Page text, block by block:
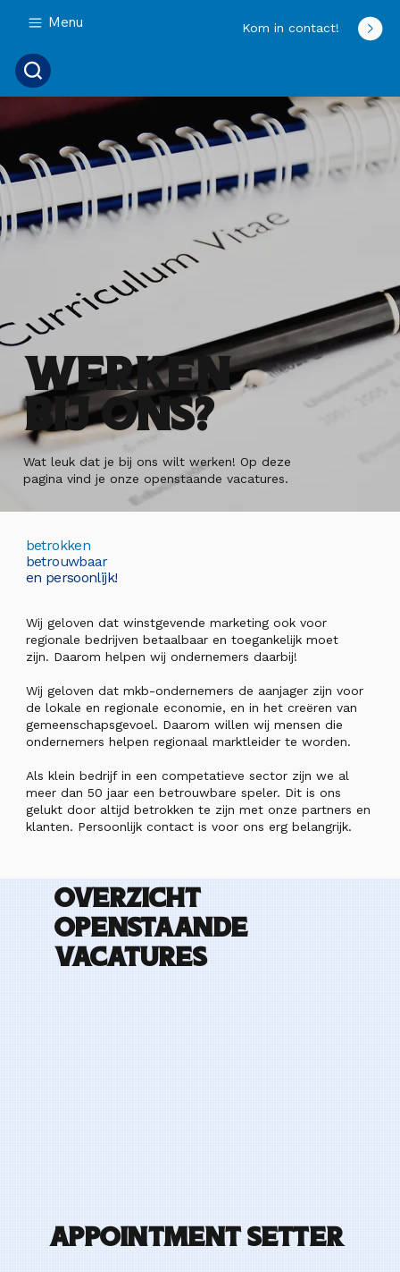
Menu Kom in contact!
Werken
bij ons?
Wat leuk dat je bij ons wilt werken! Op deze
pagina vind je onze openstaande vacatures.
betrokken
betrouwbaar
en persoonlijk!
Wij geloven dat winstgevende marketing ook voor
regionale bedrijven betaalbaar en toegankelijk moet
zijn. Daarom helpen wij ondernemers daarbij!
Wij geloven dat mkb-ondernemers de aanjager zijn voor
de lokale en regionale economie, en in het creëren van
gemeenschapsgevoel. Daarom willen wij mensen die
ondernemers helpen regionaal marktleider te worden.
Als klein bedrijf in een competatieve sector zijn we al
meer dan 50 jaar een betrouwbare speler. Dit is ons
gelukt door altijd betrokken te zijn met onze partners en
klanten. Persoonlijk contact is voor ons erg belangrijk.
Appointment Setter
Overzicht
openstaande
vacatures